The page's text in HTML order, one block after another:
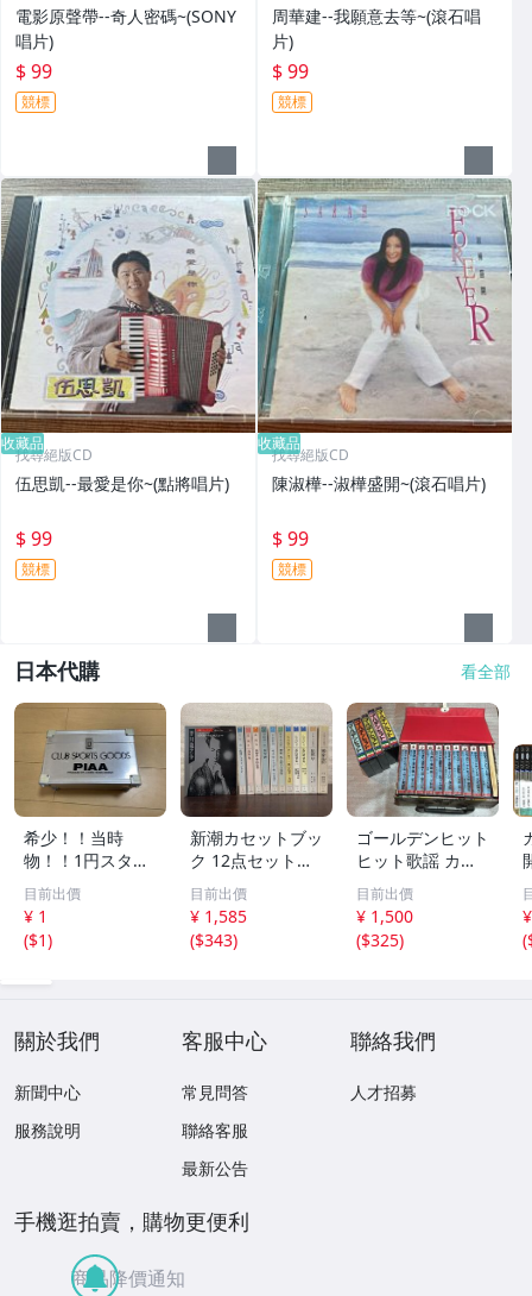
電影原聲帶--奇人密碼~(SONY
唱片)
$ 99
競標
周華建--我願意去等~(滾石唱
片)
$ 99
競標
收藏品
找尋絕版CD
伍思凱--最愛是你~(點將唱片)
$ 99
競標
收藏品
找尋絕版CD
陳淑樺--淑樺盛開~(滾石唱片)
$ 99
競標
日本代購 看全部
希少！！当時
物！！1円スター
ト売り切り！！PI
AA CLUB SPORT
S GOODS アルミ
ケース 収納
目前出價
¥ 1
($1)
新潮カセットブッ
ク 12点セット
【三島由紀夫／森
外／太宰治／芥川
龍之介／谷崎潤一
郎／宮沢賢治／
目前出價
¥ 1,585
($343)
ゴールデンヒット
ヒット歌謡 カラ
オケ カセットテ
ープ まとめ昭和
レトロ 邦楽 童謡
演歌 17点
目前出價
¥ 1,500
($325)
(
關於我們
新聞中心
服務說明
客服中心
常見問答
聯絡客服
最新公告
聯絡我們
人才招募
手機逛拍賣，購物更便利
商品降價通知